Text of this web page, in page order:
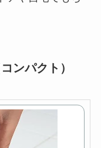
ンパクト）